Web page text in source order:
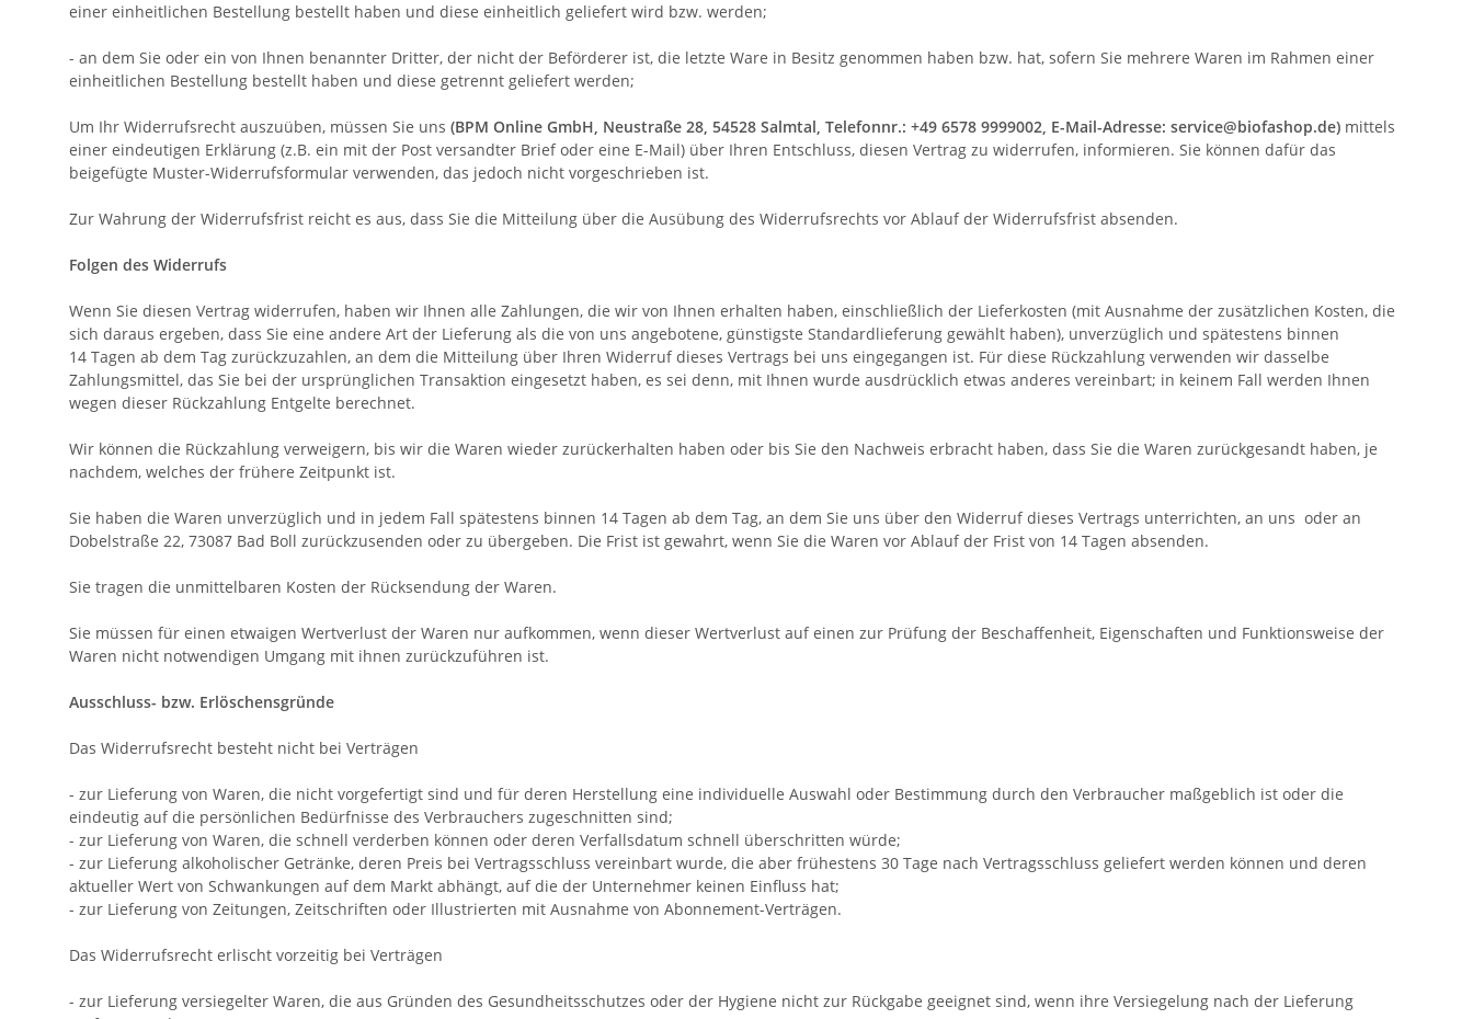
einer einheitlichen Bestellung bestellt haben und diese einheitlich geliefert wird bzw. werden;
- an dem Sie oder ein von Ihnen benannter Dritter, der nicht der Beförderer ist, die letzte Ware in Besitz genommen haben bzw. hat, sofern Sie mehrere Waren im Rahmen einer
einheitlichen Bestellung bestellt haben und diese getrennt geliefert werden;
Um Ihr Widerrufsrecht auszuüben, müssen Sie uns (BPM Online GmbH, Neustraße 28, 54528 Salmtal, Telefonnr.: +49 6578 9999002, E-Mail-Adresse: service@biofashop.de) mittels
einer eindeutigen Erklärung (z.B. ein mit der Post versandter Brief oder eine E-Mail) über Ihren Entschluss, diesen Vertrag zu widerrufen, informieren. Sie können dafür das
beigefügte Muster-Widerrufsformular verwenden, das jedoch nicht vorgeschrieben ist.
Zur Wahrung der Widerrufsfrist reicht es aus, dass Sie die Mitteilung über die Ausübung des Widerrufsrechts vor Ablauf der Widerrufsfrist absenden.
Folgen des Widerrufs
Wenn Sie diesen Vertrag widerrufen, haben wir Ihnen alle Zahlungen, die wir von Ihnen erhalten haben, einschließlich der Lieferkosten (mit Ausnahme der zusätzlichen Kosten, die
sich daraus ergeben, dass Sie eine andere Art der Lieferung als die von uns angebotene, günstigste Standardlieferung gewählt haben), unverzüglich und spätestens binnen
14 Tagen ab dem Tag zurückzuzahlen, an dem die Mitteilung über Ihren Widerruf dieses Vertrags bei uns eingegangen ist. Für diese Rückzahlung verwenden wir dasselbe
Zahlungsmittel, das Sie bei der ursprünglichen Transaktion eingesetzt haben, es sei denn, mit Ihnen wurde ausdrücklich etwas anderes vereinbart; in keinem Fall werden Ihnen
wegen dieser Rückzahlung Entgelte berechnet.
Wir können die Rückzahlung verweigern, bis wir die Waren wieder zurückerhalten haben oder bis Sie den Nachweis erbracht haben, dass Sie die Waren zurückgesandt haben, je
nachdem, welches der frühere Zeitpunkt ist.
Sie haben die Waren unverzüglich und in jedem Fall spätestens binnen 14 Tagen ab dem Tag, an dem Sie uns über den Widerruf dieses Vertrags unterrichten, an uns oder an
Dobelstraße 22, 73087 Bad Boll zurückzusenden oder zu übergeben. Die Frist ist gewahrt, wenn Sie die Waren vor Ablauf der Frist von 14 Tagen absenden.
Sie tragen die unmittelbaren Kosten der Rücksendung der Waren.
Sie müssen für einen etwaigen Wertverlust der Waren nur aufkommen, wenn dieser Wertverlust auf einen zur Prüfung der Beschaffenheit, Eigenschaften und Funktionsweise der
Waren nicht notwendigen Umgang mit ihnen zurückzuführen ist.
Ausschluss- bzw. Erlöschensgründe
Das Widerrufsrecht besteht nicht bei Verträgen
- zur Lieferung von Waren, die nicht vorgefertigt sind und für deren Herstellung eine individuelle Auswahl oder Bestimmung durch den Verbraucher maßgeblich ist oder die
eindeutig auf die persönlichen Bedürfnisse des Verbrauchers zugeschnitten sind;
- zur Lieferung von Waren, die schnell verderben können oder deren Verfallsdatum schnell überschritten würde;
- zur Lieferung alkoholischer Getränke, deren Preis bei Vertragsschluss vereinbart wurde, die aber frühestens 30 Tage nach Vertragsschluss geliefert werden können und deren
aktueller Wert von Schwankungen auf dem Markt abhängt, auf die der Unternehmer keinen Einfluss hat;
- zur Lieferung von Zeitungen, Zeitschriften oder Illustrierten mit Ausnahme von Abonnement-Verträgen.
Das Widerrufsrecht erlischt vorzeitig bei Verträgen
- zur Lieferung versiegelter Waren, die aus Gründen des Gesundheitsschutzes oder der Hygiene nicht zur Rückgabe geeignet sind, wenn ihre Versiegelung nach der Lieferung